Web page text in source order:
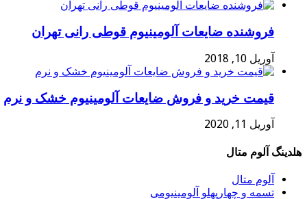
فروشنده ضایعات آلومینیوم قوطی رانی تهران
آوریل 10, 2018
قیمت خرید و فروش ضایعات آلومینیوم خشک و نرم
آوریل 11, 2020
هلدینگ آلوم متال
آلوم متال
تسمه و چهارپهلو آلومینیومی